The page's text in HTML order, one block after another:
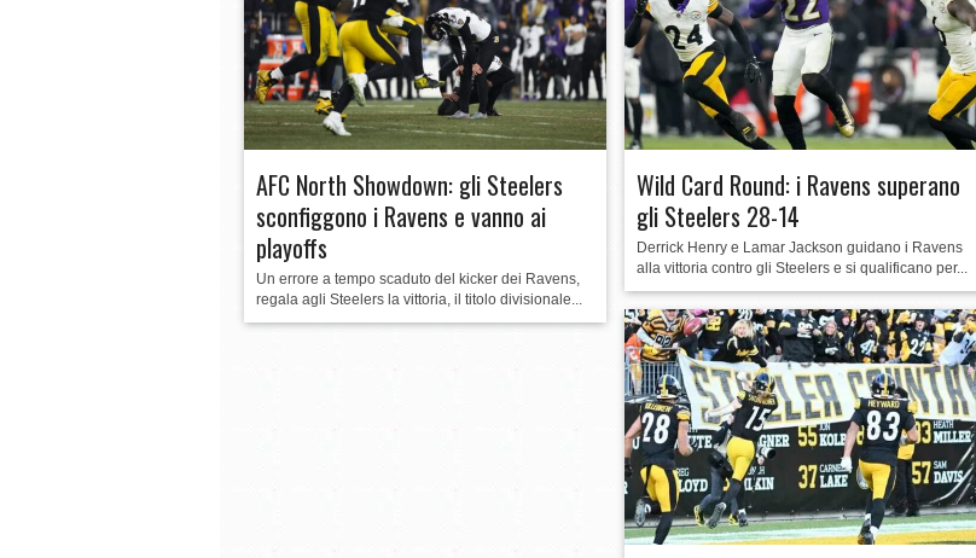
NCAA Football: lo spettacolo del primo turno dei CFP
AFC North Showdown: gli Steelers
sconfiggono i Ravens e vanno ai
playoffs
Un errore a tempo scaduto del kicker dei Ravens,
regala agli Steelers la vittoria, il titolo divisionale...
Wild Card Round: i Ravens superano
gli Steelers 28-14
Derrick Henry e Lamar Jackson guidano i Ravens
alla vittoria contro gli Steelers e si qualificano per...